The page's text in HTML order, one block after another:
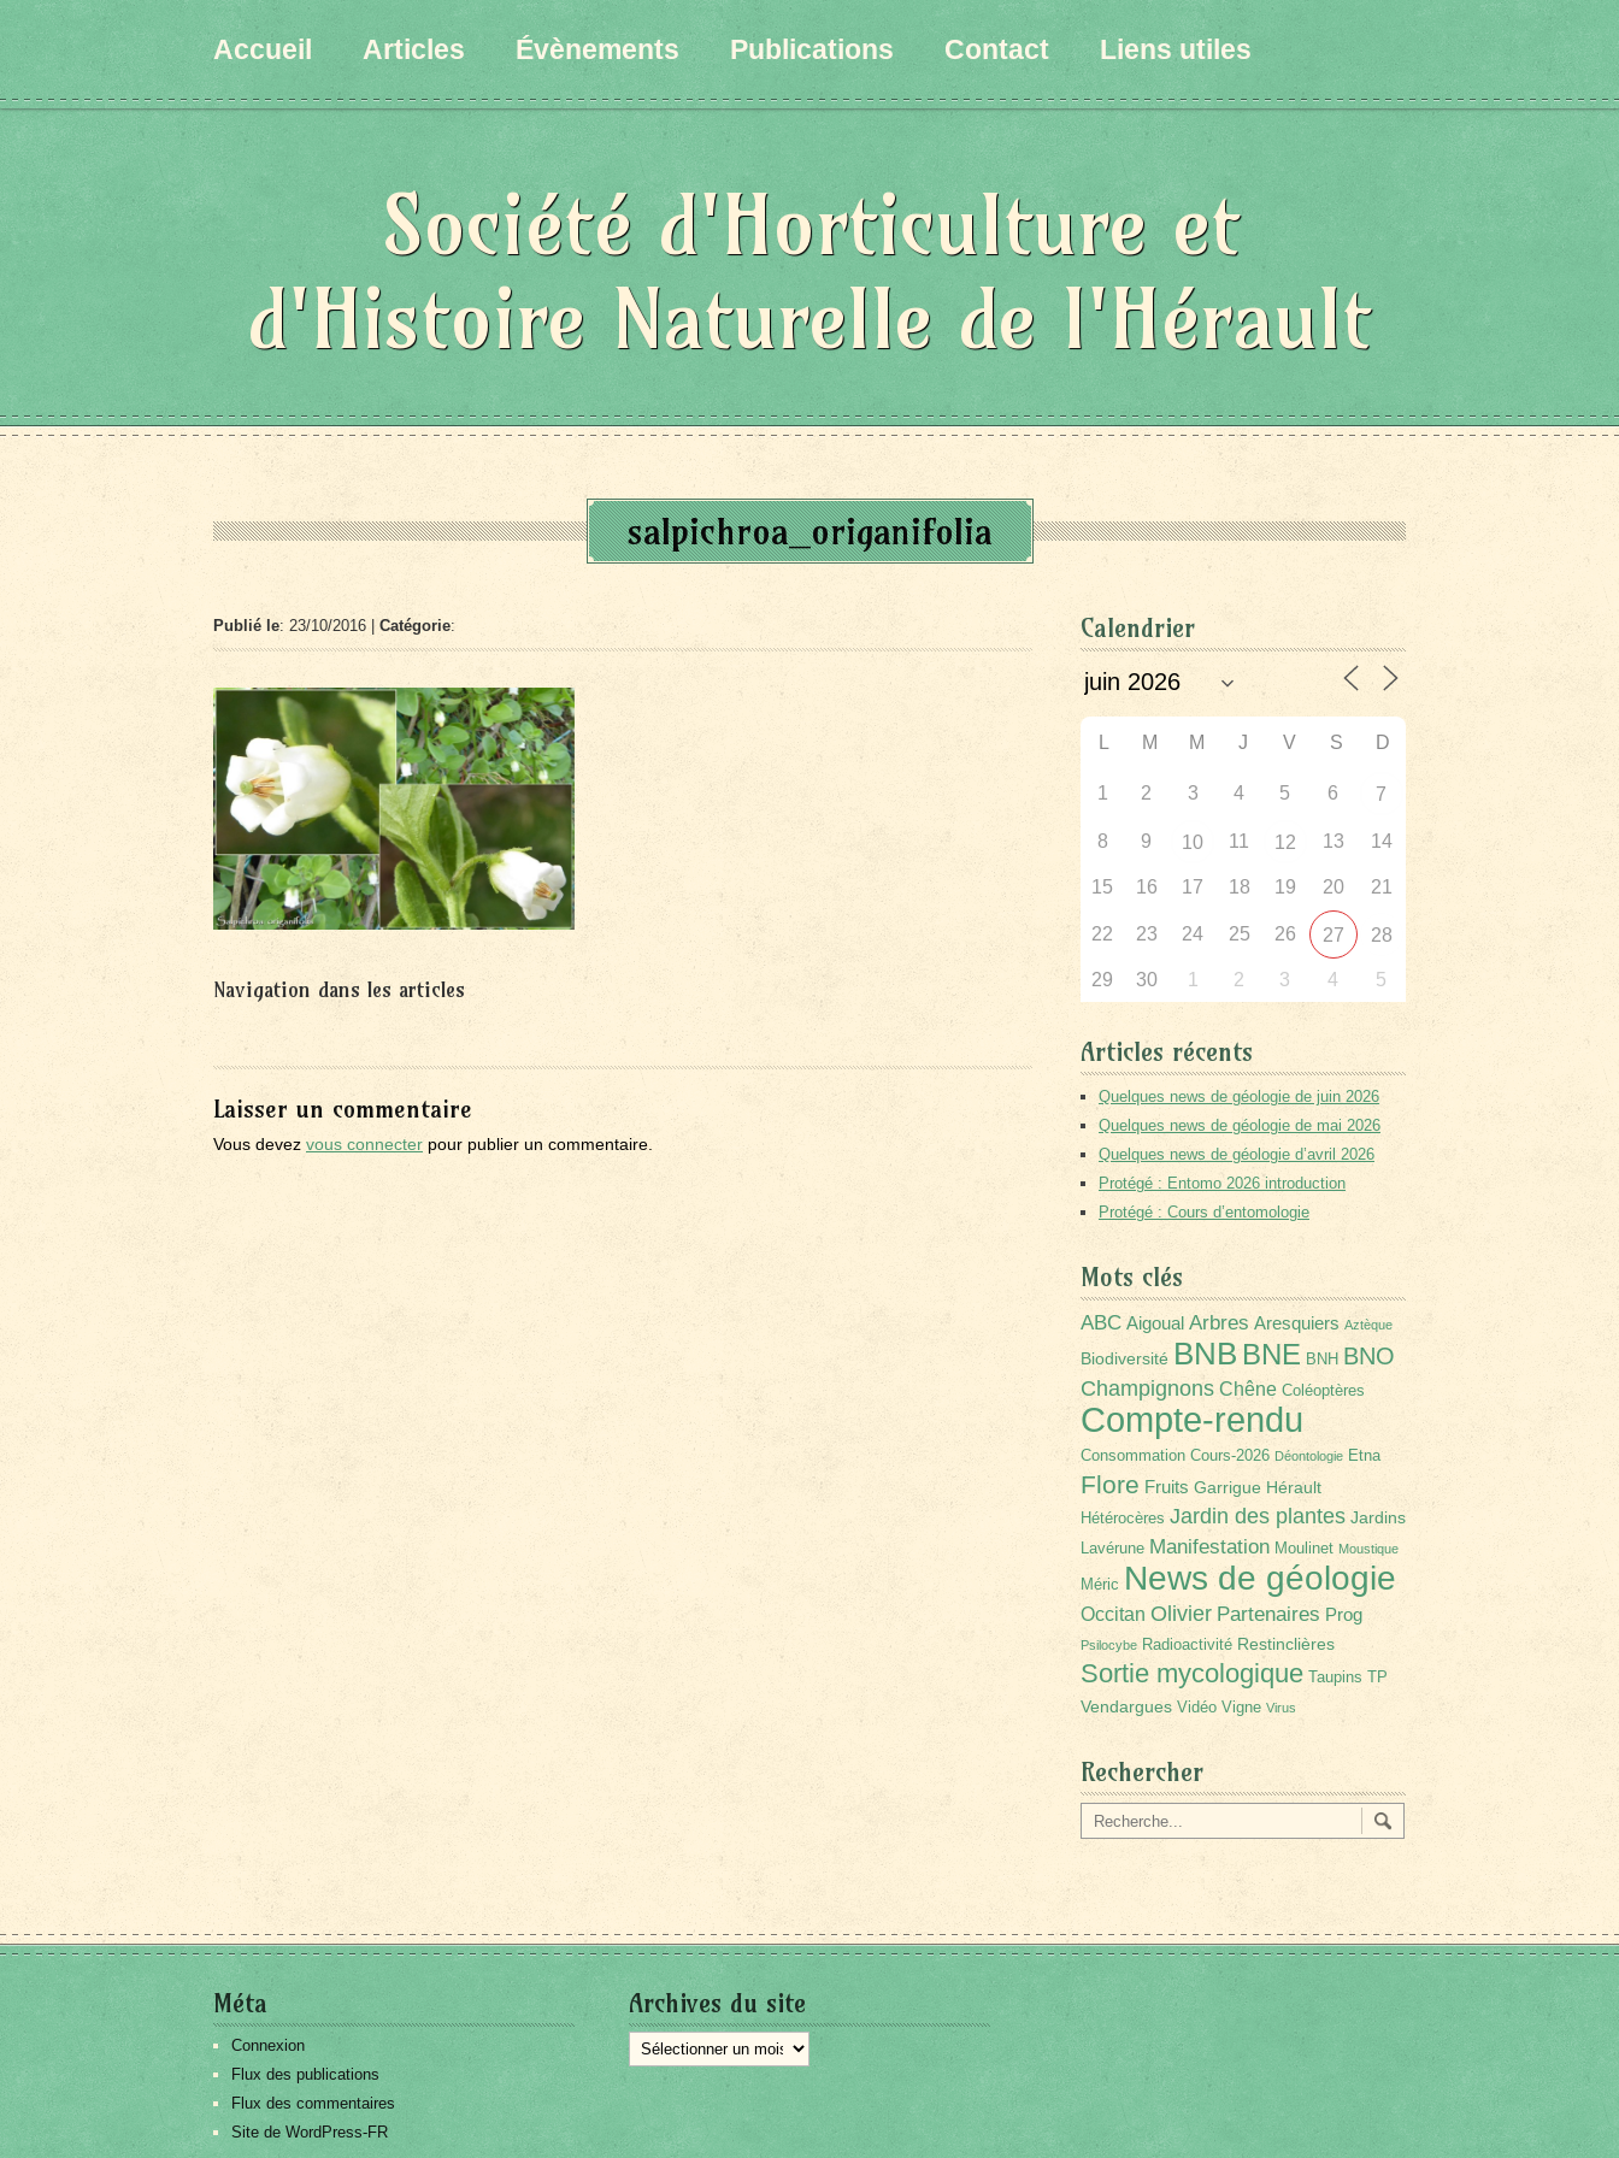
Accueil Articles Évènements Publications Contact Liens utiles
Société d'Horticulture et
d'Histoire Naturelle de l'Hérault
salpichroa_origanifolia
Publié le: 23/10/2016 | Catégorie:
Navigation dans les articles
Laisser un commentaire
Vous devez vous connecter pour publier un commentaire.
Calendrier
L M M J V S D
1 2 3 4 5 6 7
8 9 10 11 12 13 14
15 16 17 18 19 20 21
22 23 24 25 26 27 28
29 30 1 2 3 4 5
Articles récents
Quelques news de géologie de juin 2026
Quelques news de géologie de mai 2026
Quelques news de géologie d’avril 2026
Protégé : Entomo 2026 introduction
Protégé : Cours d’entomologie
Mots clés
ABC Aigoual Arbres Aresquiers Aztèque
Biodiversité BNB BNE BNH BNO
Champignons Chêne Coléoptères
Compte-rendu
Consommation Cours-2026 Déontologie Etna
Flore Fruits Garrigue Hérault
Hétérocères Jardin des plantes Jardins
Lavérune Manifestation Moulinet Moustique
Méric News de géologie
Occitan Olivier Partenaires Prog
Psilocybe Radioactivité Restinclières
Sortie mycologique Taupins TP
Vendargues Vidéo Vigne Virus
Rechercher
Méta
Connexion
Flux des publications
Flux des commentaires
Site de WordPress-FR
Archives du site
Archives
du